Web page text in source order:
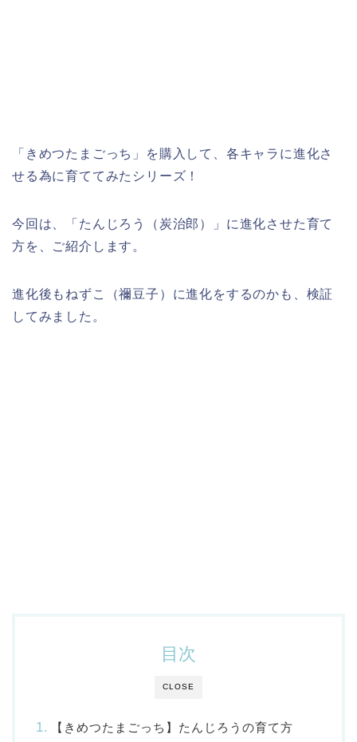
「きめつたまごっち」を購入して、各キャラに進化さ
せる為に育ててみたシリーズ！
今回は、「たんじろう（炭治郎）」に進化させた育て
方を、ご紹介します。
進化後もねずこ（禰豆子）に進化をするのかも、検証
してみました。
CLOSE
目次
【きめつたまごっち】たんじろうの育て方